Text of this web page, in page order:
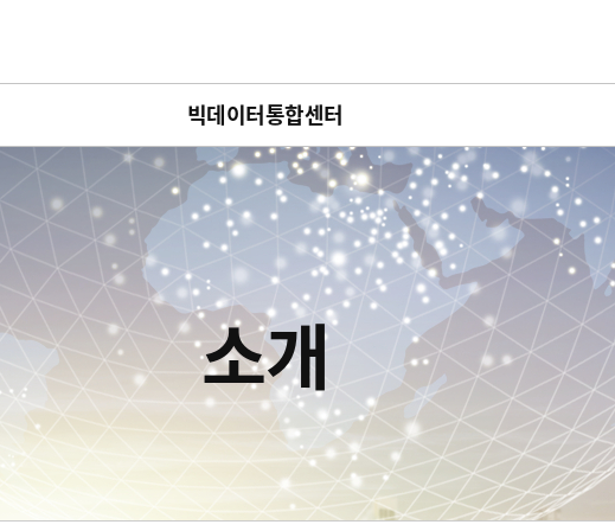
빅데이터통합센터
소개